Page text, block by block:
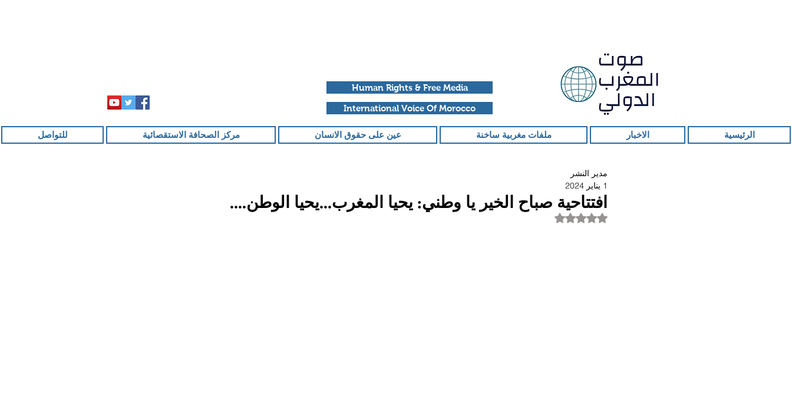
Human Rights & Free Media
International Voice Of Morocco
الرئيسية الاخبار ملفات مغربية ساخنة عين على حقوق الانسان مركز الصحافة الاستقصائية للتواصل
افتتاحية صباح الخير يا وطني: يحيا المغرب…يحيا الوطن….
مدير النشر
1 يناير 2024
تم التقييم بـ ليس رقمًا من أصل 5 نجوم.